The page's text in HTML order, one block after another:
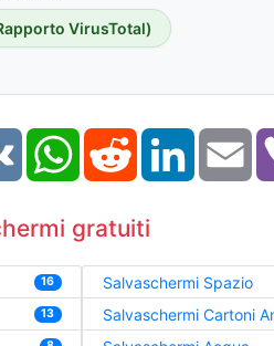
VirusTotal)
VK WhatsAppReddit LinkedIn
gratuiti
16
13
Salvaschermi Spazio
Salvaschermi Cartoni